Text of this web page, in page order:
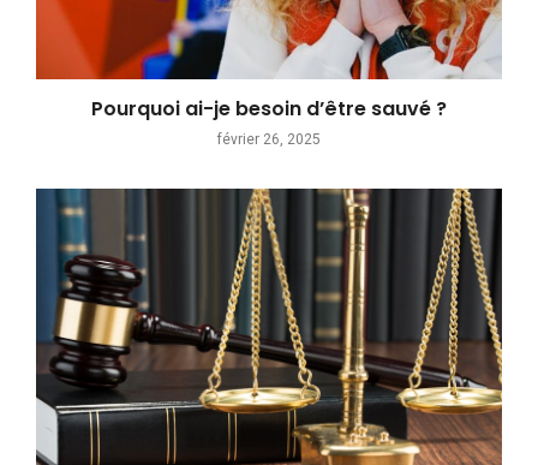
Pourquoi ai-je besoin d’être sauvé ?
février 26, 2025